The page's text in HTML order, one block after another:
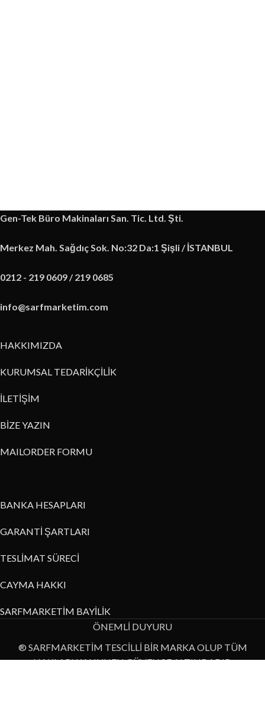
Gen-Tek Büro Makinaları San. Tic. Ltd. Şti.
Merkez Mah. Sağdıç Sok. No:32 Da:1 Şişli / İSTANBUL
0212 - 219 0609 / 219 0685
info@sarfmarketim.com
HAKKIMIZDA
KURUMSAL TEDARİKÇİLİK
İLETİŞİM
BİZE YAZIN
MAILORDER FORMU
BANKA HESAPLARI
GARANTİ ŞARTLARI
TESLİMAT SÜRECİ
CAYMA HAKKI
SARFMARKETİM BAYİLİK
ÖNEMLİ DUYURU
® SARFMARKETİM TESCİLLİ BİR MARKA OLUP TÜM
HAKLARI KANUNEN GÜVENCE ALTINDADIR.